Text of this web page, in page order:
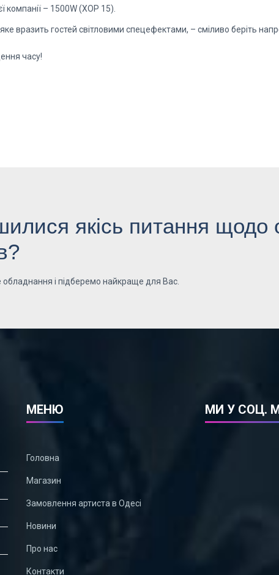
компанії – 1500W (ХОР 15).
вразить гостей світловими спецефектами, – сміливо беріть
часу!
якісь питання щодо
і підберемо найкраще для Вас.
МЕНЮ
Головна
Магазин
Замовлення артиста в Одесі
Новини
Про нас
Контакти
МИ У СОЦ.